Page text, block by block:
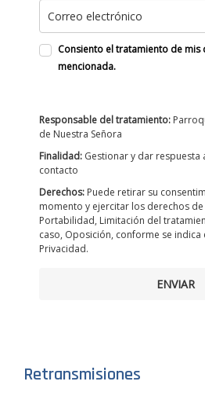
Consiento el tratamiento de
mencionada.
Responsable del tratamiento:
de Nuestra Señora
Finalidad: Gestionar y dar respuesta
contacto
Derechos: Puede retirar su
momento y ejercitar los derechos de
Portabilidad, Limitación del
caso, Oposición, conforme se indica
Privacidad.
ENVIAR
Retransmisiones